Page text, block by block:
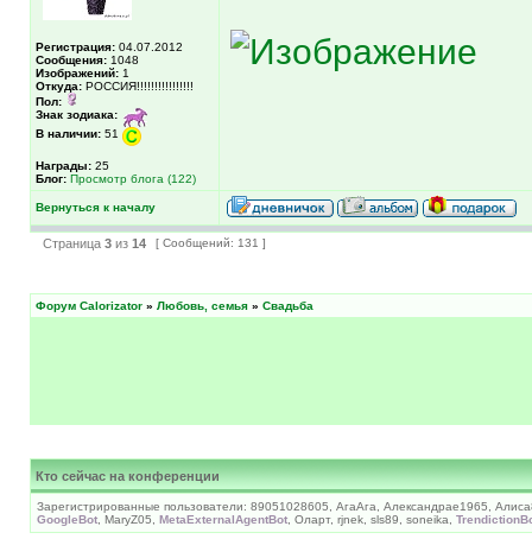
Регистрация: 04.07.2012
Сообщения: 1048
Изображений: 1
Откуда: РОССИЯ!!!!!!!!!!!!!!!!
Пол:
Знак зодиака:
В наличии: 51
Награды: 25
Блог: Просмотр блога (122)
Вернуться к началу
Страница 3 из 14 [ Сообщений: 131 ]
Форум Calorizator » Любовь, семья » Свадьба
Кто сейчас на конференции
Зарегистрированные пользователи: 89051028605, АгаАга, Александраe1965,
GoogleBot , MaryZ05, MetaExternalAgentBot , Оларт, rjnek, sls89, soneika,